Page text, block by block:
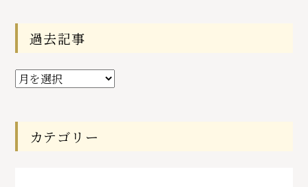
過去記事
過
去
事
カテゴリー